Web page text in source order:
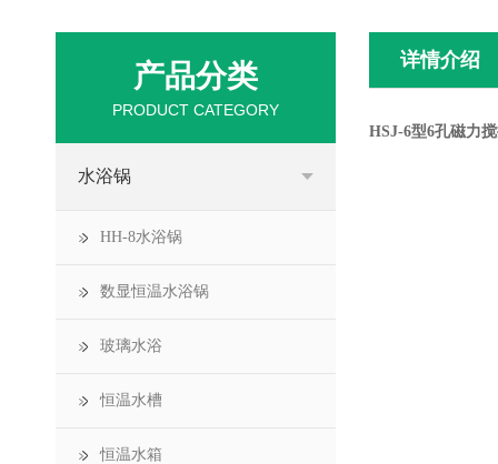
详情介绍
HSJ-6型6孔磁力
产品分类
PRODUCT CATEGORY
水浴锅
HH-8水浴锅
数显恒温水浴锅
玻璃水浴
恒温水槽
恒温水箱